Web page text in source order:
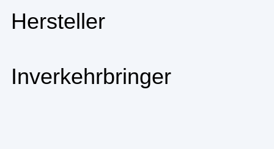
Hersteller
Inverkehrbringer